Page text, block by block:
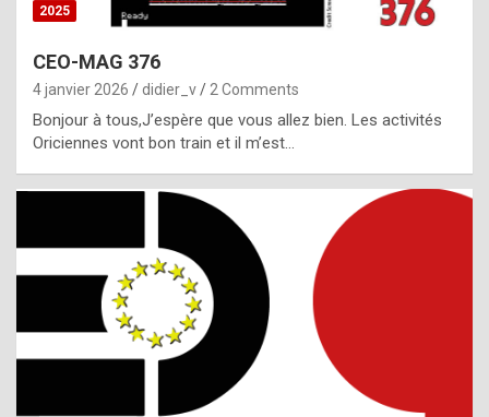
p
e
c
i
l
,
2025
CEO-MAG 376
4 janvier 2026 didier_v 2 Comments
Bonjour à tous,J’espère que vous allez bien. Les activités
Oriciennes vont bon train et il m’est…